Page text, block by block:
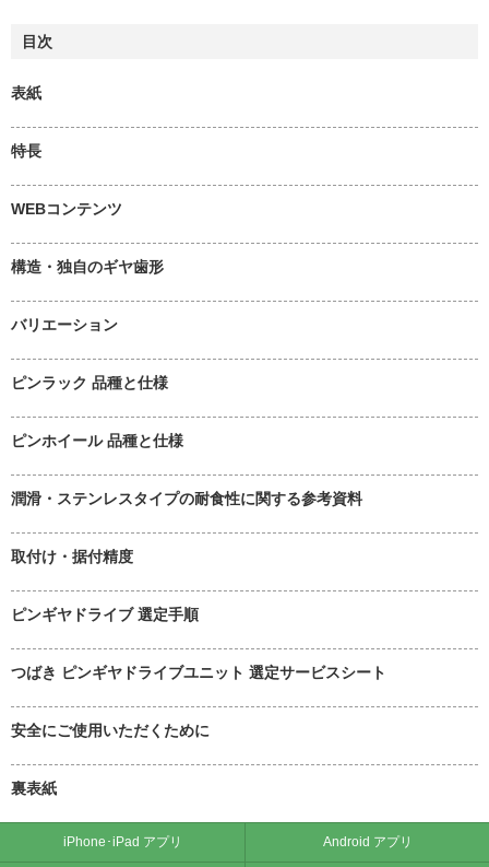
目次
表紙
特長
WEBコンテンツ
構造・独自のギヤ歯形
バリエーション
ピンラック 品種と仕様
ピンホイール 品種と仕様
潤滑・ステンレスタイプの耐食性に関する参考資料
取付け・据付精度
ピンギヤドライブ 選定手順
つばき ピンギヤドライブユニット 選定サービスシート
安全にご使用いただくために
裏表紙
iPhone･iPad アプリ Android アプリ